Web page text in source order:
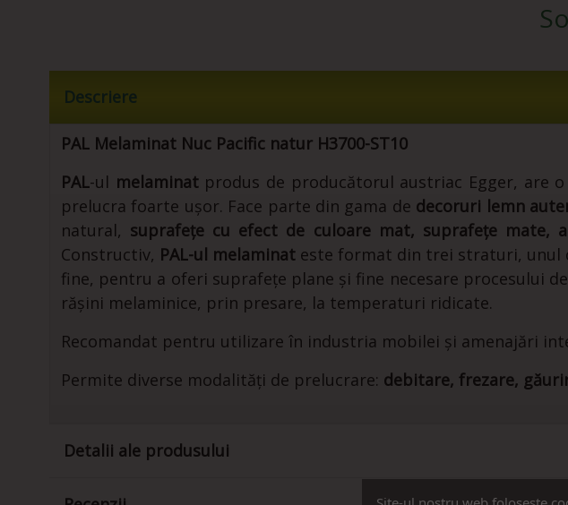
Descriere
PAL Melaminat Nuc Pacific natur H3700-ST10
PAL-ul melaminatprodus de producătorul austriac Egger, are
prelucra foarte ușor. Face parte din gama de decoruri lemn
natural, suprafețe cu efect de culoaremat, suprafețe mate,
Constructiv, PAL-ul melaminat este format din trei straturi, unul
fine, pentru a oferi suprafețe plane și fine necesare procesului
rășini melaminice, prin presare, la temperaturi ridicate.
Recomandat pentru utilizare în industria mobilei și amenajări
Permite diverse modalități de prelucrare: debitare, frezare,
Detalii ale produsului